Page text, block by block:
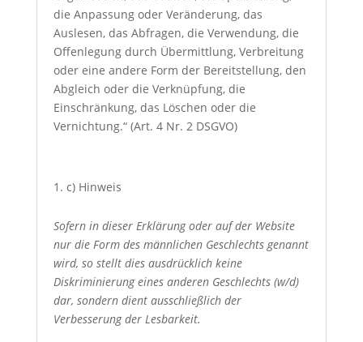
die Anpassung oder Veränderung, das
Auslesen, das Abfragen, die Verwendung, die
Offenlegung durch Übermittlung, Verbreitung
oder eine andere Form der Bereitstellung, den
Abgleich oder die Verknüpfung, die
Einschränkung, das Löschen oder die
Vernichtung.“ (Art. 4 Nr. 2 DSGVO)
c) Hinweis
Sofern in dieser Erklärung oder auf der Website
nur die Form des männlichen Geschlechts genannt
wird, so stellt dies ausdrücklich keine
Diskriminierung eines anderen Geschlechts (w/d)
dar, sondern dient ausschließlich der
Verbesserung der Lesbarkeit.